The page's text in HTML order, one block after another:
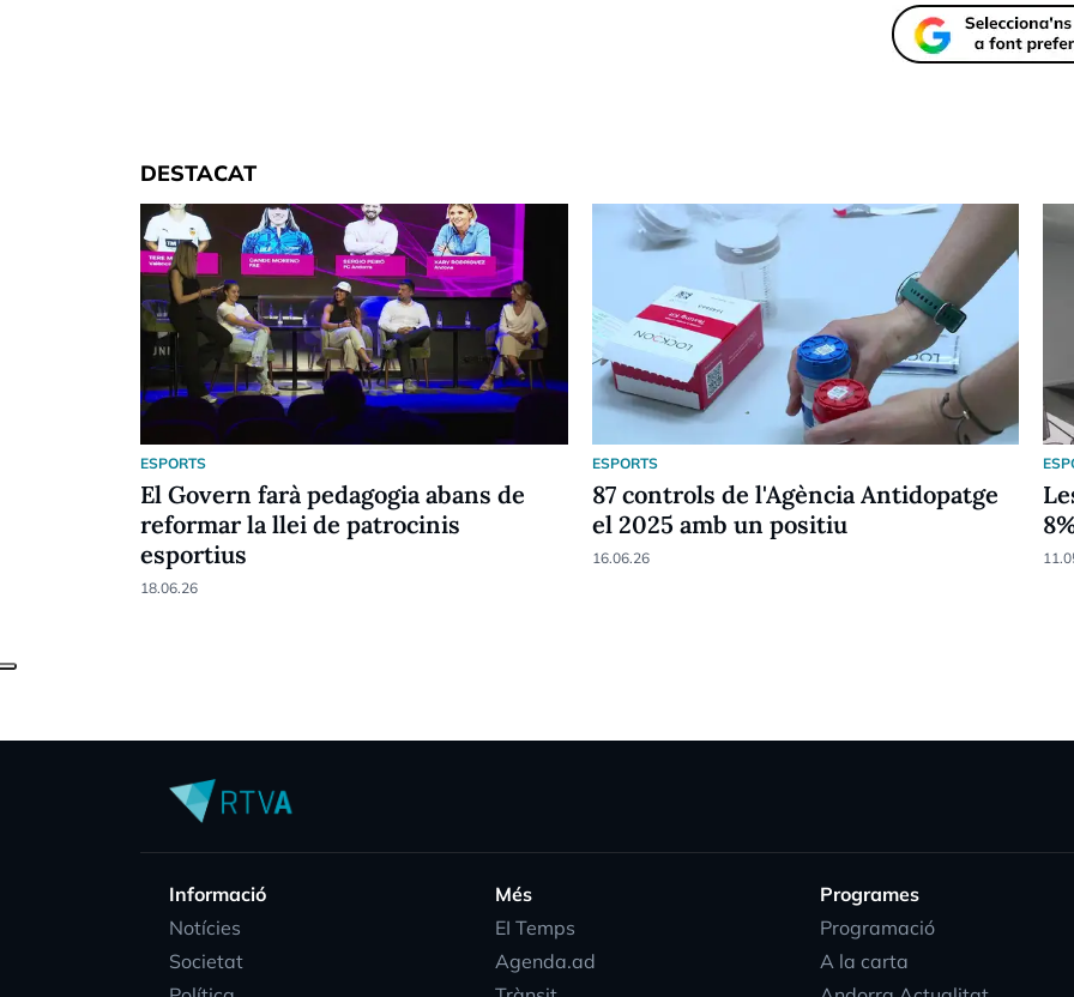
DESTACAT
ESPORTS
El Govern farà pedagogia abans de
reformar la llei de patrocinis
esportius
18.06.26
ESPORTS
87 controls de l'Agència Antidopatge
el 2025 amb un positiu
16.06.26
Informació
Notícies
Societat
Més
EI Temps
Agenda.ad
Programes
Programació
A la carta